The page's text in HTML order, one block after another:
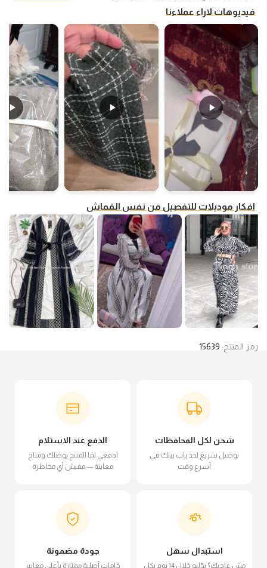
فيديوهات لاراء عملاءنا
افكار موديلات للتفصيل من نفس القماش
رمز المنتج: 15639
شحن لكل المحافظات
توصيل سريع لحد باب بيتك في
أسرع وقت
الدفع عند الاستلام
ادفعي لما المنتج يوصلك ومتاح
معاينة — مفيش أي مخاطرة
استبدال سهل
مش عاجبك؟ بدّليه خلال 14 يوم بكل
جودة مضمونة
خامات أصلية ممتازة بأعلى معايير